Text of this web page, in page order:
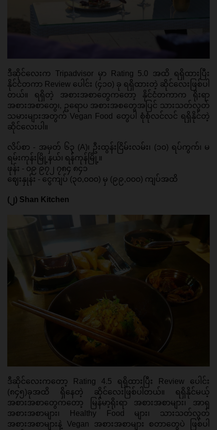
ဒီဆိုင်လေးက Tripadvisor မှာ Rating 5.0 အထိ ရရှိထားပြီး
နိုင်ငံတကာ Review ပေါင်း (၄၁၀) ခု ရရှိထားတဲ့ ဆိုင်လေးဖြစ်ပါ
တယ်။ ရရှိတဲ့ အစားအစာတွေကတော့ နိုင်ငံတကာက ရိုးရာ
အစားအစာတွေ၊, ဥရောပ အစားအစတွေအပြင် သားသတ်လွတ်
သမားများအတွက် Vegan Food တွေပါ စုံစုံလင်လင် ရရှိနိုင်တဲ့
ဆိုင်လေးပါ။
လိပ်စာ - အမှတ် ၆၃ (A)၊ ဦးထွန်းငြိမ်းလမ်း၊ (၁၀) ရပ်ကွက်၊ မ
ရမ်းကုန်းမြို့နယ်၊ ရန်ကုန်မြို့။
ဖုန်း - ၀၉ ၉၇၂ ၇၈၄ ၈၄၁
ဈေးနှုန်း - ငွေကျပ် (၃၀,၀၀၀) မှ (၉၉,၀၀၀) ကျပ်အထိ
(၂) Shan Kitchen
ဒီဆိုင်လေးကတော့ Rating 4.5 ရရှိထားပြီး Review ပေါင်း
(၈၄၅)ခုအထိ ရှိနေတဲ့ ဆိုင်လေးဖြစ်ပါတယ်။ ရရှိနိုင်မယ့်
အစားအစာတွေကတော့ မြန်မာ့ရိုးရာ အစားအစာများ၊ အာရှ
အစားအစာများ၊ Healthy Food များ၊ သားသတ်လွတ်
အစားအစာများနဲ့ Vegan အစားအစာများ စတာတွေပဲ ဖြစ်ပါ